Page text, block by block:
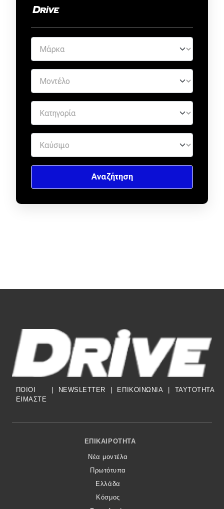
ΚΤΕΟ
Οδική βοήθεια
eDRIVE
DRIVE USED
ΠΟΙΟΙ
ΕΙΜΑΣΤΕ
| NEWSLETTER | ΕΠΙΚΟΙΝΩΝΙΑ | TAYTOTHTA
Footer Menu
ΕΠΙΚΑΙΡΌΤΗΤΑ
Νέα μοντέλα
Πρωτότυπα
Ελλάδα
Κόσμος